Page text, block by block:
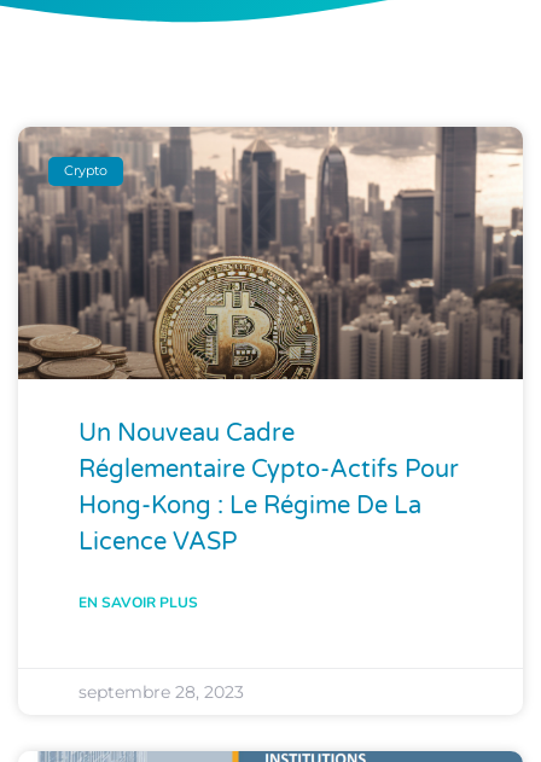
Crypto
Un Nouveau Cadre
Réglementaire Cypto-Actifs Pour
Hong-Kong : Le Régime De La
Licence VASP
EN SAVOIR PLUS
septembre 28, 2023